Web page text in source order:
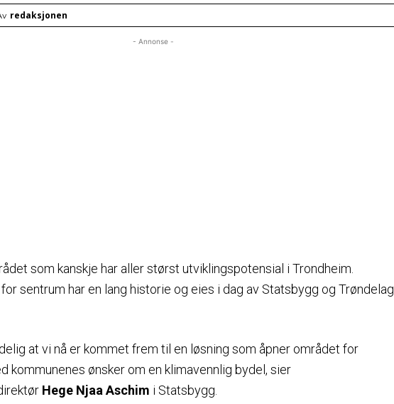
redaksjonen
- Annonse -
som kanskje har aller størst utviklingspotensial i Trondheim.
sentrum har en lang historie og eies i dag av Statsbygg og Trøndelag
at vi nå er kommet frem til en løsning som åpner området for
kommunenes ønsker om en klimavennlig bydel, sier
Hege Njaa Aschim i Statsbygg.